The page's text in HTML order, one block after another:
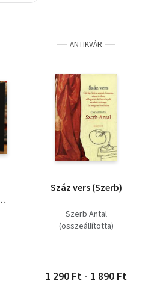
ANTIKVÁR
Száz vers (Szerb)
Szerb Antal
(összeállította)
1 290 Ft - 1 890 Ft